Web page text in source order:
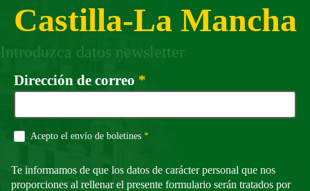
Castilla-La Mancha
Introduzca datos newsletter
Dirección de correo *
Acepto el envío de boletines *Campo obligatorio
Te informamos de que los datos de carácter personal que nos
proporciones al rellenar el presente formulario serán tratados por